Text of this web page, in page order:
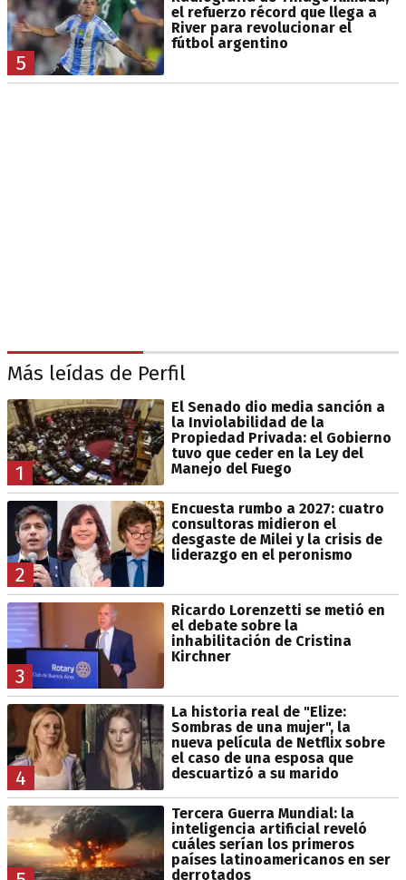
5
el refuerzo récord que llega a
River para revolucionar el
fútbol argentino
Más leídas de Perfil
1
El Senado dio media sanción a
la Inviolabilidad de la
Propiedad Privada: el Gobierno
tuvo que ceder en la Ley del
Manejo del Fuego
2
Encuesta rumbo a 2027: cuatro
consultoras midieron el
desgaste de Milei y la crisis de
liderazgo en el peronismo
3
Ricardo Lorenzetti se metió en
el debate sobre la
inhabilitación de Cristina
Kirchner
4
La historia real de "Elize:
Sombras de una mujer", la
nueva película de Netflix sobre
el caso de una esposa que
descuartizó a su marido
Tercera Guerra Mundial: la
inteligencia artificial reveló
cuáles serían los primeros
países latinoamericanos en ser
derrotados